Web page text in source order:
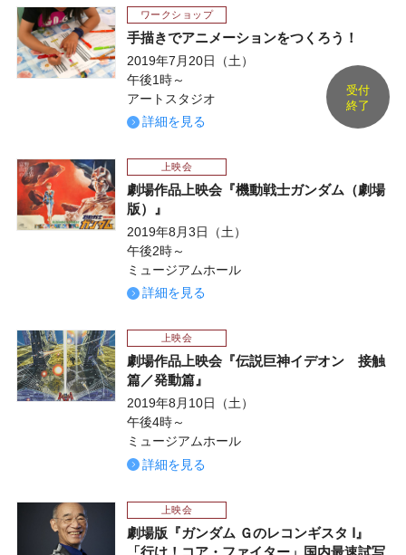
ワークショップ
手描きでアニメーションをつくろう！
2019年7月20日（土）
午後1時～
アートスタジオ
詳細を見る
受付
終了
上映会
劇場作品上映会『機動戦士ガンダム（劇場
版）』
2019年8月3日（土）
午後2時～
ミュージアムホール
詳細を見る
上映会
劇場作品上映会『伝説巨神イデオン 接触
篇／発動篇』
2019年8月10日（土）
午後4時～
ミュージアムホール
詳細を見る
上映会
劇場版『ガンダム Ｇのレコンギスタ Ⅰ』
「行け！コア・ファイター」国内最速試写